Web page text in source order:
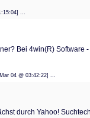
21:15:04] ...
Bei 4win(R)
Mar 04 @ 03:42:22] ...
durch Yahoo!